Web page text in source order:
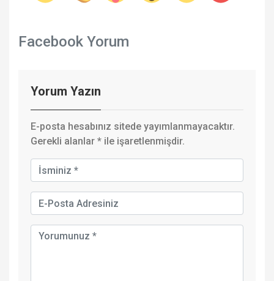
Facebook Yorum
Yorum Yazın
E-posta hesabınız sitede yayımlanmayacaktır.
Gerekli alanlar * ile işaretlenmişdir.